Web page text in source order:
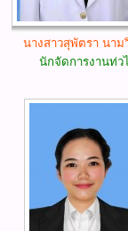
นางสาวสุพัตรา นาม
นักจัดการงานท่ว